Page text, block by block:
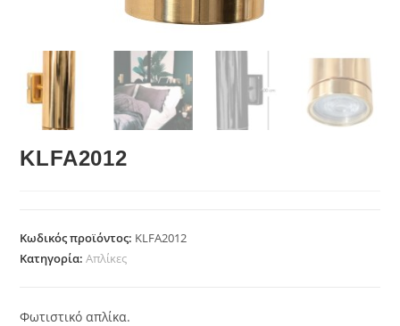
KLFA2012
Κωδικός προϊόντος: KLFA2012
Κατηγορία:Απλίκες
Φωτιστικό απλίκα.